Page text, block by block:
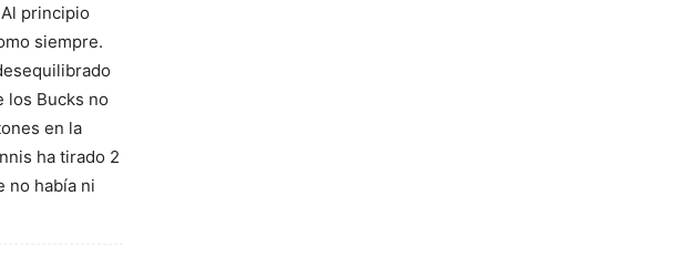
principio
siempre.
los Bucks no
en la
ha tirado 2
no había ni